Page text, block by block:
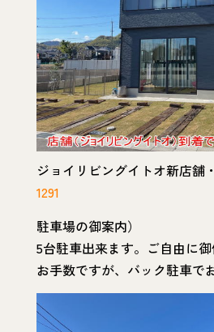
ジョイリビングイトオ新店舗
1291
駐車場の御案内）
5台駐車出来ます。ご自由に御
お手数ですが、バック駐車で